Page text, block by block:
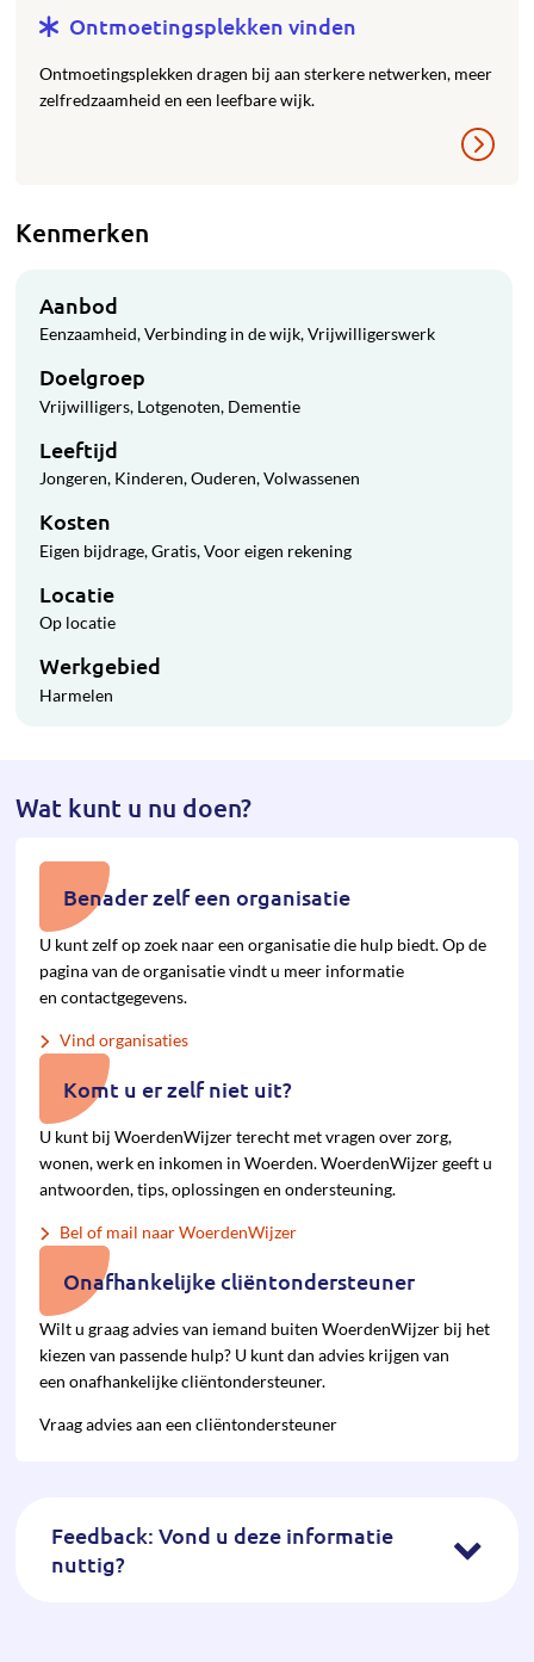
Ontmoetingsplekken vinden
Ontmoetingsplekken dragen bij aan sterkere netwerken, meer
zelfredzaamheid en een leefbare wijk.
Kenmerken
Aanbod
Eenzaamheid Verbinding in de wijk Vrijwilligerswerk
Doelgroep
Vrijwilligers Lotgenoten Dementie
Leeftijd
Jongeren Kinderen Ouderen Volwassenen
Kosten
Eigen bijdrage Gratis Voor eigen rekening
Locatie
Op locatie
Werkgebied
Harmelen
Wat kunt u nu doen?
Benader zelf een organisatie
U kunt zelf op zoek naar een organisatie die hulp biedt. Op de
pagina van de organisatie vindt u meer informatie
en contactgegevens.
Vind organisaties
Komt u er zelf niet uit?
U kunt bij WoerdenWijzer terecht met vragen over zorg,
wonen, werk en inkomen in Woerden. WoerdenWijzer geeft u
antwoorden, tips, oplossingen en ondersteuning.
Bel of mail naar WoerdenWijzer
Onafhankelijke cliëntondersteuner
Wilt u graag advies van iemand buiten WoerdenWijzer bij het
kiezen van pas­sende hulp? U kunt dan advies krijgen van
een onafhan­kelijke cliënt­onder­steuner.
Vraag advies aan een cliëntondersteuner
Feedback: Vond u deze informatie
nuttig?